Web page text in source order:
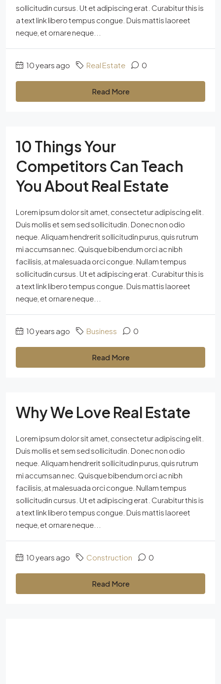
sollicitudin cursus. Ut et adipiscing erat. Curabitur this is
a text link libero tempus congue. Duis mattis laoreet
neque, et ornare neque...
10 years ago Real Estate 0
Read More
10 Things Your
Competitors Can Teach
You About Real Estate
Lorem ipsum dolor sit amet, consectetur adipiscing elit.
Duis mollis et sem sed sollicitudin. Donec non odio
neque. Aliquam hendrerit sollicitudin purus, quis rutrum
mi accumsan nec. Quisque bibendum orci ac nibh
facilisis, at malesuada orci congue. Nullam tempus
sollicitudin cursus. Ut et adipiscing erat. Curabitur this is
a text link libero tempus congue. Duis mattis laoreet
neque, et ornare neque...
10 years ago Business 0
Read More
Why We Love Real Estate
Lorem ipsum dolor sit amet, consectetur adipiscing elit.
Duis mollis et sem sed sollicitudin. Donec non odio
neque. Aliquam hendrerit sollicitudin purus, quis rutrum
mi accumsan nec. Quisque bibendum orci ac nibh
facilisis, at malesuada orci congue. Nullam tempus
sollicitudin cursus. Ut et adipiscing erat. Curabitur this is
a text link libero tempus congue. Duis mattis laoreet
neque, et ornare neque...
10 years ago Construction 0
Read More